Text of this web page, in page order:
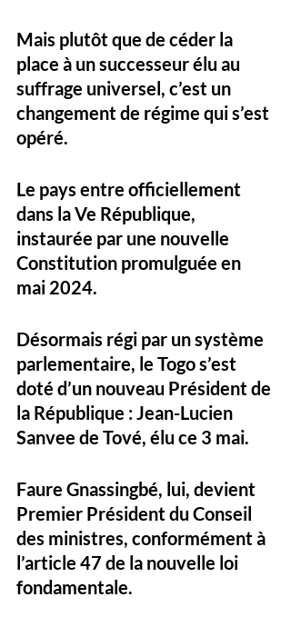
Mais plutôt que de céder la
place à un successeur élu au
suffrage universel, c’est un
changement de régime qui s’est
opéré.
Le pays entre officiellement
dans la Ve République,
instaurée par une nouvelle
Constitution promulguée en
mai 2024.
Désormais régi par un système
parlementaire, le Togo s’est
doté d’un nouveau Président de
la République : Jean-Lucien
Sanvee de Tové, élu ce 3 mai.
Faure Gnassingbé, lui, devient
Premier Président du Conseil
des ministres, conformément à
l’article 47 de la nouvelle loi
fondamentale.